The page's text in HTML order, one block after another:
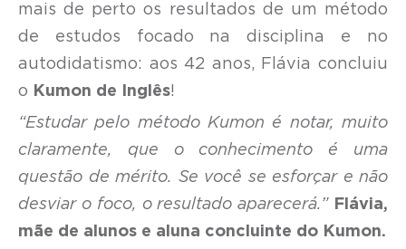
mais de perto os resultados de um método
de estudos focado na disciplina e no
autodidatismo: aos 42 anos, Flávia concluiu
o Kumon de Inglês!
“Estudar pelo método Kumon é notar, muito
claramente, que o conhecimento é uma
questão de mérito. Se você se esforçar e não
desviar o foco, o resultado aparecerá.” Flávia,
mãe de alunos e aluna concluinte do Kumon.